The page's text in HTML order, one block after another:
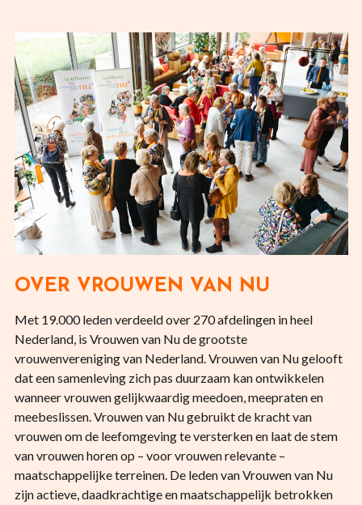
OVER VROUWEN VAN NU
Met 19.000 leden verdeeld over 270 afdelingen in heel
Nederland, is Vrouwen van Nu de grootste
vrouwenvereniging van Nederland. Vrouwen van Nu gelooft
dat een samenleving zich pas duurzaam kan ontwikkelen
wanneer vrouwen gelijkwaardig meedoen, meepraten en
meebeslissen. Vrouwen van Nu gebruikt de kracht van
vrouwen om de leefomgeving te versterken en laat de stem
van vrouwen horen op – voor vrouwen relevante –
maatschappelijke terreinen. De leden van Vrouwen van Nu
zijn actieve, daadkrachtige en maatschappelijk betrokken